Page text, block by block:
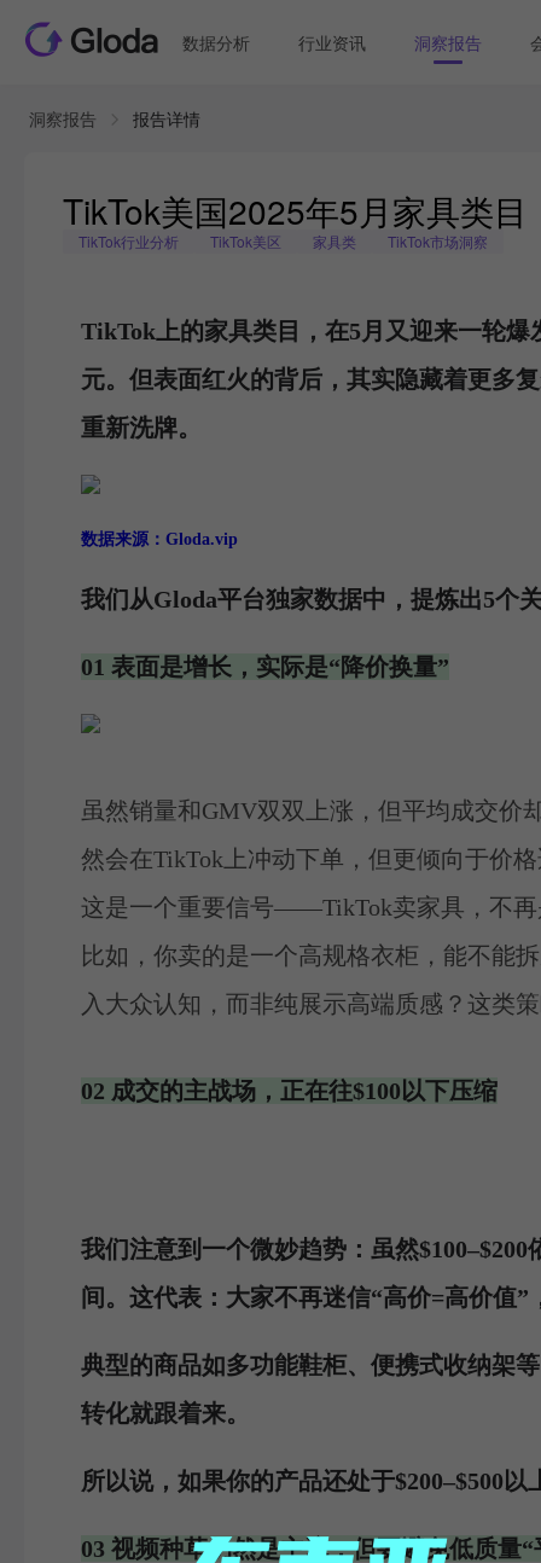
数据分析 行业资讯 洞察报告
洞察报告 报告详情
TikTok美国2025年5月家具类
TikTok行业分析 TikTok美区 家具类 TikTok市场洞察
TikTok上的家具类目，在5月又迎来一轮爆
元。但表面红火的背后，其实隐藏着更多
重新洗牌。
数据来源：Gloda.vip
我们从Gloda平台独家数据中，提炼出5个
01 表面是增长，实际是“降价换量”
虽然销量和GMV双双上涨，但平均成交价
然会在TikTok上冲动下单，但更倾向于价
这是一个重要信号——TikTok卖家具，不再
比如，你卖的是一个高规格衣柜，能不能
入大众认知，而非纯展示高端质感？这类
02 成交的主战场，正在往$100以下压缩
我们注意到一个微妙趋势：虽然
间。这代表：大家不再迷信“高价=高价值”
典型的商品如多功能鞋柜、便携式收纳架
转化就跟着来。
所以说，如果你的产品还处于$200–$500
03 视频种草仍然是主流，但要避免低质量“